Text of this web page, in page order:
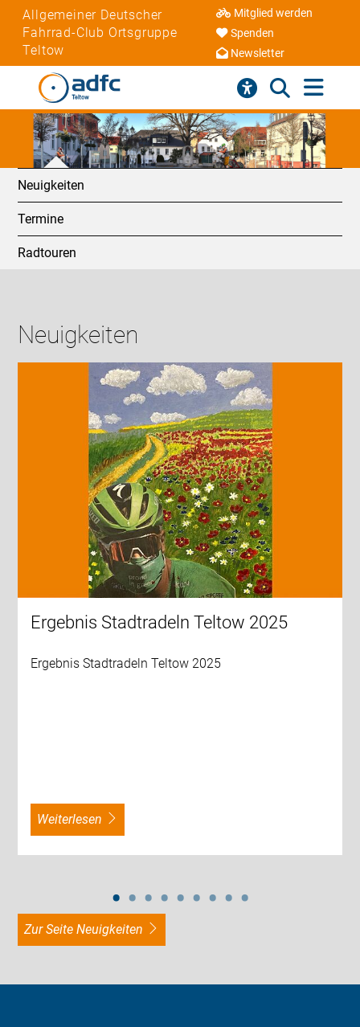
Allgemeiner Deutscher
Fahrrad-Club Ortsgruppe
Teltow
Mitglied werden
Spenden
Newsletter
Neuigkeiten
Termine
Radtouren
Neuigkeiten
Ergebnis Stadtradeln Teltow 2025
Ergebnis Stadtradeln Teltow 2025
weiterlesen
zur Seite Neuigkeiten